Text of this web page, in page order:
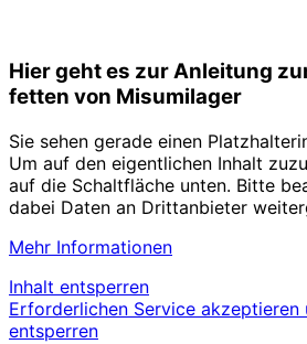
Hier geht es zur Anleitung
fetten von Misumilager
Sie sehen gerade einen
Um auf den eigentlichen Inhalt
auf die Schaltfläche unten. Bitte
dabei Daten an Drittanbieter
Mehr Informationen
Inhalt entsperren
Erforderlichen Service akzeptieren
entsperren